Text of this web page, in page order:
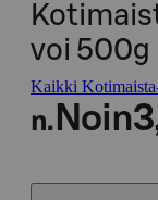
voi 500g
Kaikki
n. Noin